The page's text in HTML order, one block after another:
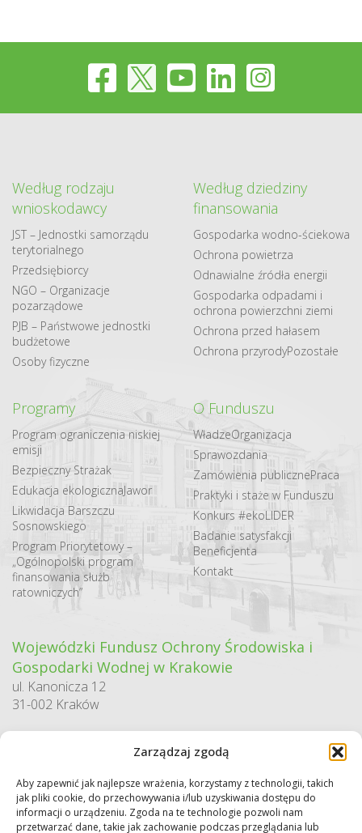
Zarządzaj zgodą
Aby zapewnić jak najlepsze wrażenia, korzystamy z technologii, takich
jak pliki cookie, do przechowywania i/lub uzyskiwania dostępu do
informacji o urządzeniu. Zgoda na te technologie pozwoli nam
przetwarzać dane, takie jak zachowanie podczas przeglądania lub
Według rodzaju
wnioskodawcy
JST – Jednostki samorządu
terytorialnego
Przedsiębiorcy
NGO – Organizacje
pozarządowe
PJB – Państwowe jednostki
budżetowe
Osoby fizyczne
Według dziedziny
finansowania
Gospodarka​ wodno​-ściekowa
Ochrona powietrza
Odnawialne​ źródła​ energii
Gospodarka odpadami i
ochrona powierzchni ziemi
Ochrona przed hałasem
Ochrona przyrodyPozostałe
Programy
Program ograniczenia niskiej
emisji
Bezpieczny Strażak
Edukacja ekologicznaJawor
Likwidacja Barszczu
Sosnowskiego
Program Priorytetowy –
„Ogólnopolski program
finansowania służb
ratowniczych”
O Funduszu
WładzeOrganizacja
Sprawozdania
Zamówienia publicznePraca
Praktyki i staże w Funduszu
Konkurs #ekoLIDER
Badanie satysfakcji
Beneficjenta
Kontakt
Wojewódzki Fundusz Ochrony Środowiska i
Gospodarki Wodnej w Krakowie
ul. Kanonicza 12
31-002 Kraków
Sekretariat / Dziennik podawczy
tel.: 12 422 94 90